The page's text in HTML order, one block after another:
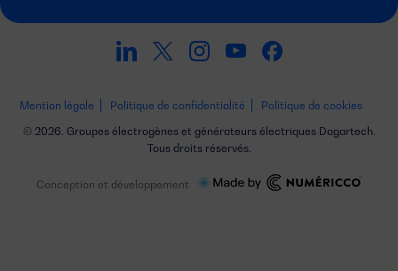
Mention légale Politique de confidentialité
Politique de cookies
© 2026. Groupes électrogènes et générateurs électriques Dagartech.
Tous droits réservés.
Conception et développement